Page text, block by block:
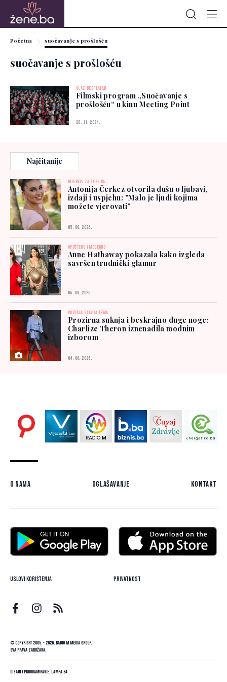
Početna suočavanje s prošlošću
suočavanje s prošlošću
ULAZ BESPLATAN
Filmski program „Suočavanje s
prošlošću“ u kinu Meeting Point
20. 11. 2024.
Najčitanije
INTERVJU ZA ŽENE.BA
Antonija Čerkez otvorila dušu o ljubavi,
izdaji i uspjehu: "Malo je ljudi kojima
možete vjerovati"
05. 08. 2026.
OPUŠTENO I MODERNO
Anne Hathaway pokazala kako izgleda
savršen trudnički glamur
05. 08. 2026.
POSTALA GLAVNA TEMA
Prozirna suknja i beskrajno duge noge:
Charlize Theron iznenadila modnim
izborom
04. 08. 2026.
O nama Oglašavanje Kontakt
Uslovi korištenja Privatnost
© Copyright 2005. - 2026. Radio M Media Group.
Sva prava zadržana.
Dizajn i programiranje:Lampa.ba